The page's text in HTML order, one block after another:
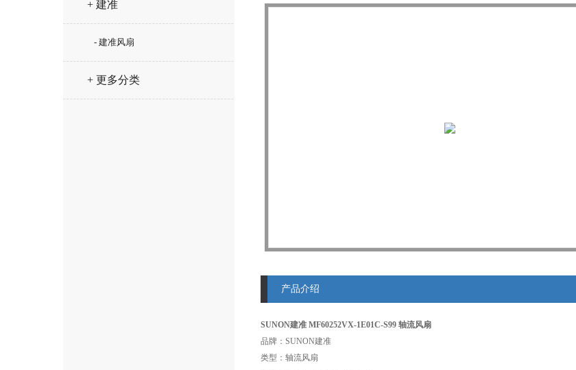
+ 建准
- 建准风扇
+ 更多分类
产品介绍
SUNON建准 MF60252VX-1E01C-S99 轴流风扇
品牌：SUNON建准
类型：轴流风扇